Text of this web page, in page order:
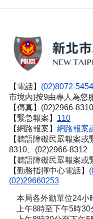
【電話】 (02)8072-5454
市境內)按9由專人為您
【傳真】(02)2966-
【緊急報案】 110
【網路報案】 網路報案
【聽語障礙民眾報案或
8310、(02)2966-8312
【聽語障礙民眾報案
【勤務指揮中心電話】
(02)29660253
本局各外勤單位24小
上午8時至下午5時